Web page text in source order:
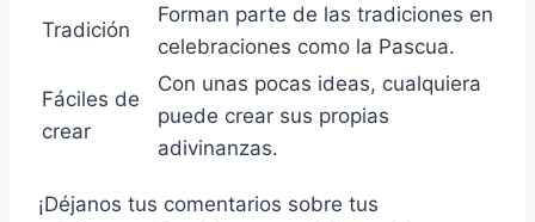
Tradición
Forman parte de las tradiciones en
celebraciones como la Pascua.
Fáciles de
crear
Con unas pocas ideas, cualquiera
puede crear sus propias
adivinanzas.
¡Déjanos tus comentarios sobre tus